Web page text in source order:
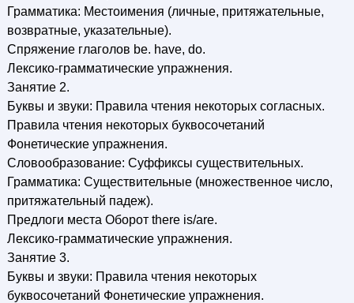
Грамматика: Местоимения (личные, притяжательные,
возвратные, указательные).
Спряжение глаголов be. have, do.
Лексико-грамматические упражнения.
Занятие 2.
Буквы и звуки: Правила чтения некоторых согласных.
Правила чтения некоторых буквосочетаний
Фонетические упражнения.
Словообразование: Суффиксы существительных.
Грамматика: Существительные (множественное число,
притяжательный падеж).
Предлоги места Оборот there is/are.
Лексико-грамматические упражнения.
Занятие 3.
Буквы и звуки: Правила чтения некоторых
буквосочетаний Фонетические упражнения.